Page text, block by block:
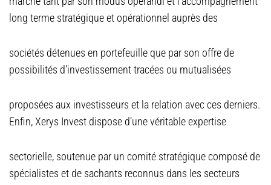
long terme stratégique et opérationnel auprès des
sociétés détenues en portefeuille que par son offre de
possibilités d’investissement tracées ou mutualisées
proposées aux investisseurs et la relation avec ces derniers.
Enfin, Xerys Invest dispose d’une véritable expertise
sectorielle, soutenue par un comité stratégique composé de
spécialistes et de sachants reconnus dans les secteurs